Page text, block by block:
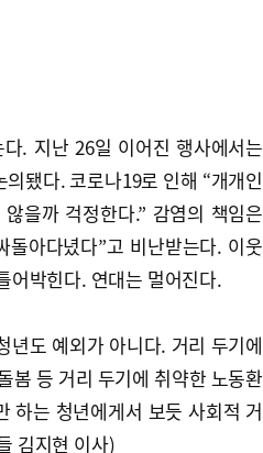
. 지난 26일 이어진 행사에서는
됐다. 코로나19로 인해 “개개인
을까 걱정한다.” 감염의 책임은
아다녔다”고 비난받는다. 이웃
어박힌다. 연대는 멀어진다.
년도 예외가 아니다. 거리 두기에
봄 등 거리 두기에 취약한 노동환
하는 청년에게서 보듯 사회적 거
김지현 이사)